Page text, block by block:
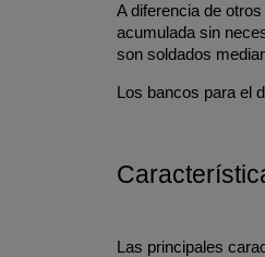
A diferencia de
acumulada sin
son soldados
Los bancos para el
Las principales